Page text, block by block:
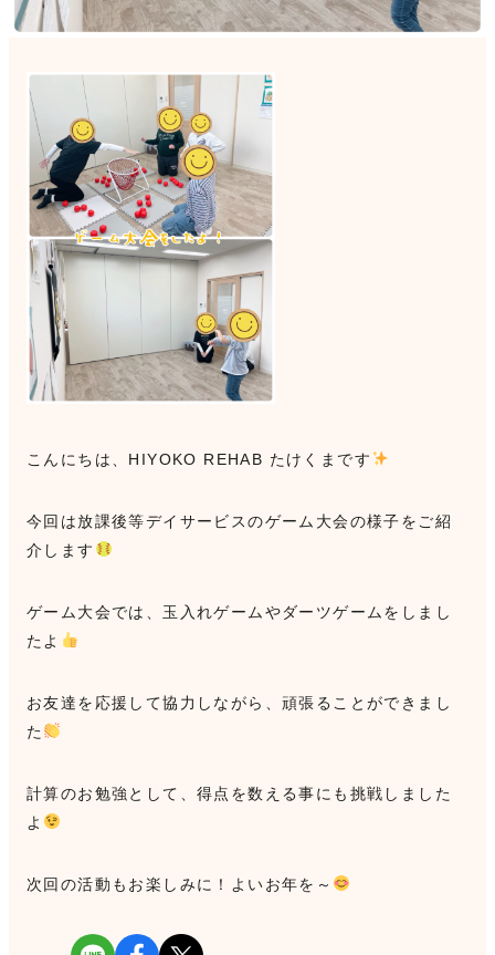
こんにちは、HIYOKO REHAB たけくまです
今回は放課後等デイサービスのゲーム大会の様子をご紹
介します
ゲーム大会では、玉入れゲームやダーツゲームをしまし
たよ
お友達を応援して協力しながら、頑張ることができまし
た
計算のお勉強として、得点を数える事にも挑戦しました
よ
次回の活動もお楽しみに！よいお年を～